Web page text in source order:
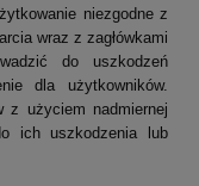
niezgodne z
wraz z zagłówkami
do uszkodzeń
dla użytkowników.
z użyciem nadmiernej
ich uszkodzenia lub